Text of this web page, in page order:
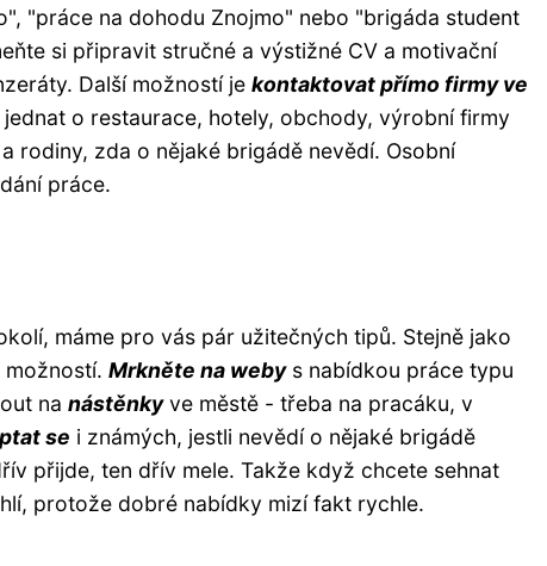
"práce na dohodu Znojmo" nebo "brigáda student
si připravit stručné a výstižné CV a motivační
Další možností je kontaktovat přímo firmy ve
o restaurace, hotely, obchody, výrobní firmy
rodiny, zda o nějaké brigádě nevědí. Osobní
práce.
máme pro vás pár užitečných tipů. Stejně jako
možností. Mrkněte na webys nabídkou práce typu
na nástěnkyve městě - třeba na pracáku, v
se i známých, jestli nevědí o nějaké brigádě
přijde, ten dřív mele. Takže když chcete sehnat
protože dobré nabídky mizí fakt rychle.